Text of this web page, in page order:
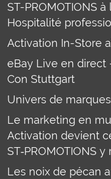
ST-PROMOTIONS
Hospitalité
Activation In-Store
eBay Live en direct
Con Stuttgart
Univers de
Le marketing en
Activation devient
ST‑PROMOTIONS y
Les noix de pécan